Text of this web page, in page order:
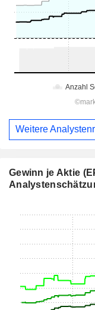
Weitere
Gewinn je Aktie